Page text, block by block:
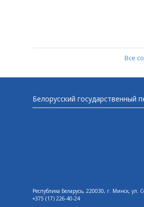
Все
Белорусский государственный
Республика Беларусь, 220030, г. Минск, ул.
+375 (17) 226-40-24